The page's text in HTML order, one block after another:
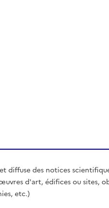
diffuse des notices
d'art, édifices ou sites,
etc.)